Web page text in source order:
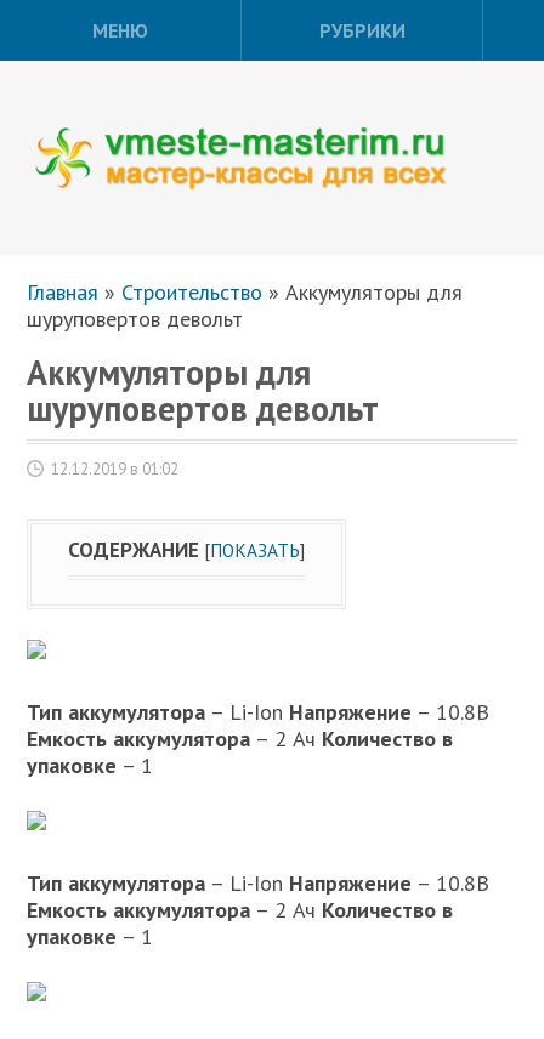
МЕНЮ РУБРИКИ
Главная » Строительство »Аккумуляторы для
шуруповертов девольт
Аккумуляторы для
шуруповертов девольт
12.12.2019 в 01:02
СОДЕРЖАНИЕ [ПОКАЗАТЬ]
Тип аккумулятора – Li-Ion Напряжение – 10.8В
Емкость аккумулятора – 2 Ач Количество в
упаковке – 1
Тип аккумулятора – Li-Ion Напряжение – 10.8В
Емкость аккумулятора – 2 Ач Количество в
упаковке – 1